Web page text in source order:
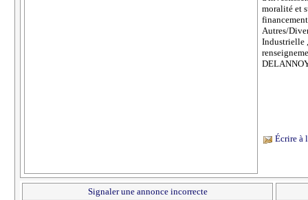
moralité et
Autres/
Industrielle
Écrire à
Signaler une annonce incorrecte